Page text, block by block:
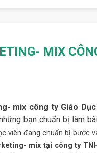
MIX
mix công ty Giáo
bạn chuẩn bị làm
viên đang chuẩn bị bước
mix tại công ty